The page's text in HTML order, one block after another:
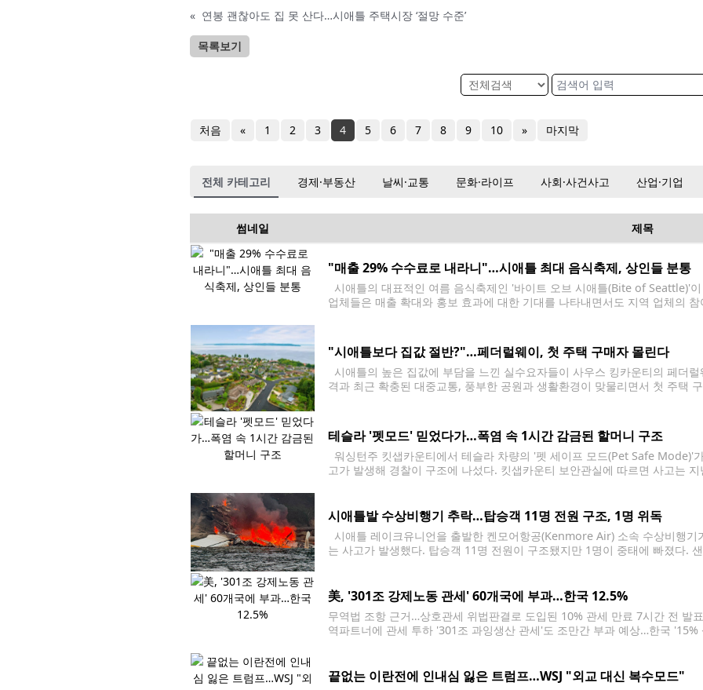
« 연봉 괜찮아도 집 못 산다…시애틀 주택시장 ‘절망 수준’
목록보기
처음 « 1 2 3 4 5 6 7 8 9 10 » 마지막
전체 카테고리 경제·부동산 날씨·교통 문화·라이프 사회·사건사고 산업·기업
썸네일 제목
"매출 29% 수수료로 내라니"…시애틀 최대 음식축제, 상인들 분통
시애틀의 대표적인 여름 음식축제인 '바이트 오브 시애틀(Bite of Seattle)'
업체들은 매출 확대와 홍보 효과에 대한 기대를 나타내면서도 지역 업체의
"시애틀보다 집값 절반?"…페더럴웨이, 첫 주택 구매자 몰린다
시애틀의 높은 집값에 부담을 느낀 실수요자들이 사우스 킹카운티의 페더
격과 최근 확충된 대중교통, 풍부한 공원과 생활환경이 맞물리면서 첫 주택
테슬라 '펫모드' 믿었다가…폭염 속 1시간 감금된 할머니 구조
워싱턴주 킷샙카운티에서 테슬라 차량의 '펫 세이프 모드(Pet Safe Mode)'
고가 발생해 경찰이 구조에 나섰다. 킷샙카운티 보안관실에 따르면 사고는
시애틀발 수상비행기 추락…탑승객 11명 전원 구조, 1명 위독
시애틀 레이크유니언을 출발한 켄모어항공(Kenmore Air) 소속 수상비행
는 사고가 발생했다. 탑승객 11명 전원이 구조됐지만 1명이 중태에 빠졌다.
美, '301조 강제노동 관세' 60개국에 부과…한국 12.5%
무역법 조항 근거…상호관세 위법판결로 도입된 10% 관세 만료 7시간 전 발
역파트너에 관세 투하 '301조 과잉생산 관세'도 조만간 부과 예상…한국
끝없는 이란전에 인내심 잃은 트럼프…WSJ "외교 대신 복수모드"